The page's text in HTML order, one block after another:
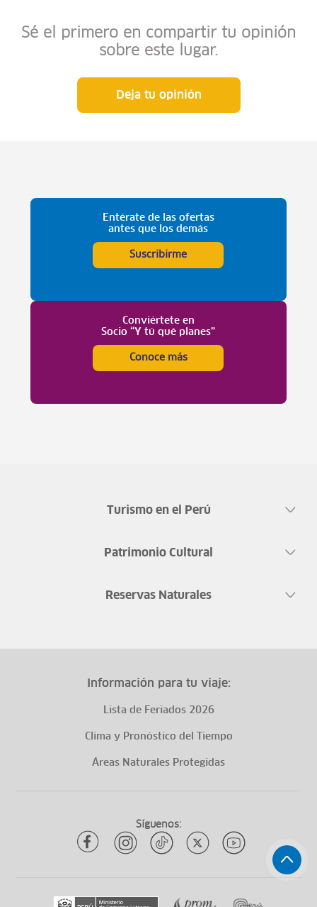
Sé el primero en compartir tu opinión
sobre este lugar.
Deja tu opinión
Entérate de las ofertas
antes que los demás
Suscribirme
Conviértete en
Socio “Y tú qué planes”
Conoce más
Turismo en el Perú
Patrimonio Cultural
Reservas Naturales
Información para tu viaje:
Lista de Feriados 2026
Clima y Pronóstico del Tiempo
Áreas Naturales Protegidas
Síguenos: